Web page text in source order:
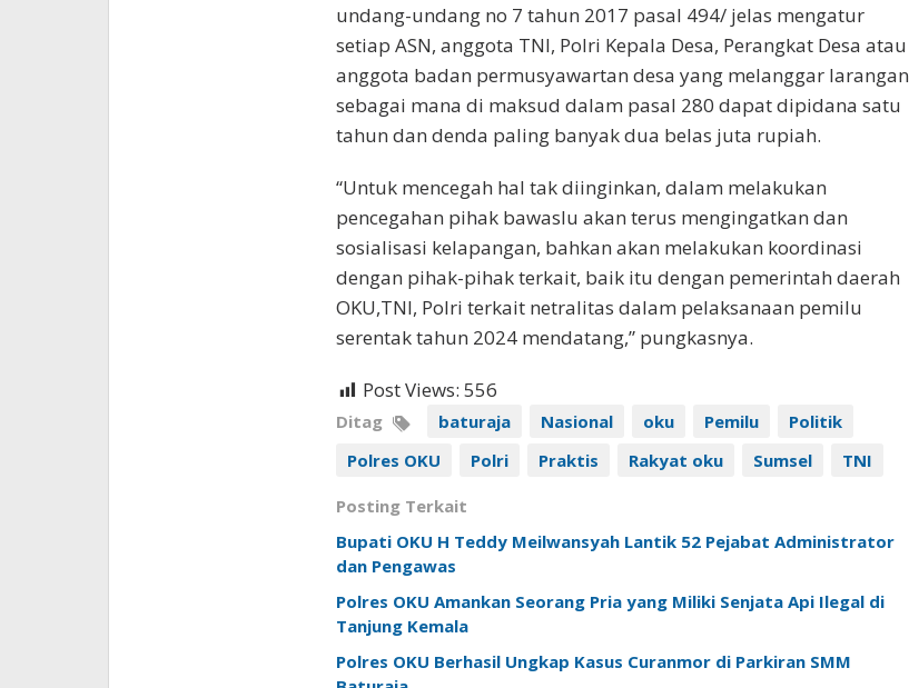
undang-undang no 7 tahun 2017 pasal 494/ jelas mengatur
setiap ASN, anggota TNI, Polri Kepala Desa, Perangkat Desa atau
anggota badan permusyawartan desa yang melanggar larangan
sebagai mana di maksud dalam pasal 280 dapat dipidana satu
tahun dan denda paling banyak dua belas juta rupiah.
“Untuk mencegah hal tak diinginkan, dalam melakukan
pencegahan pihak bawaslu akan terus mengingatkan dan
sosialisasi kelapangan, bahkan akan melakukan koordinasi
dengan pihak-pihak terkait, baik itu dengan pemerintah daerah
OKU,TNI, Polri terkait netralitas dalam pelaksanaan pemilu
serentak tahun 2024 mendatang,” pungkasnya.
Post Views: 556
Ditag baturaja Nasional oku Pemilu
Politik
Polres OKU
Polri Praktis Rakyat oku Sumsel TNI
Posting Terkait
Bupati OKU H Teddy Meilwansyah Lantik 52 Pejabat Administrator
dan Pengawas
Polres OKU Amankan Seorang Pria yang Miliki Senjata Api Ilegal di
Tanjung Kemala
Polres OKU Berhasil Ungkap Kasus Curanmor di Parkiran SMM